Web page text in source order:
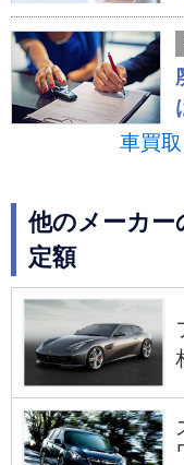
車買
他のメーカ
定額